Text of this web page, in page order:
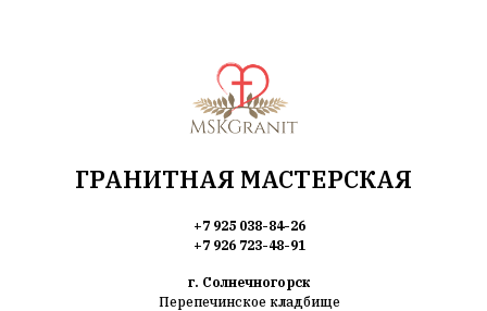
ГРАНИТНАЯ МАСТЕРСКАЯ
+7 925 038-84-26
+7 926 723-48-91
г. Солнечногорск
Перепечинское кладбище